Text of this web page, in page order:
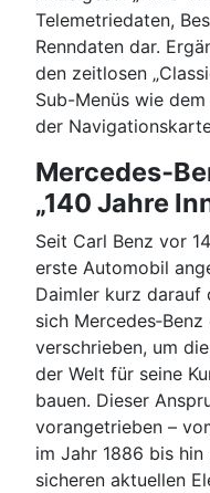
Telemetriedaten,
Renndaten dar.
den zeitlosen
Sub-Menüs wie
der
„140 Jahre
Seit Carl Benz vor
erste Automobil
Daimler kurz darauf
sich
verschrieben, um
der Welt für seine
bauen. Dieser
vorangetrieben –
im Jahr 1886 bis
sicheren aktuellen